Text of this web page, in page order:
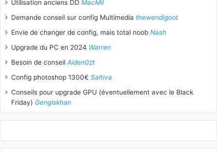
Utilisation anciens DD MacMil
Demande conseil sur config Multimedia thewendigoot
Envie de changer de config, mais total noob Nash
Upgrade du PC en 2024 Warren
Besoin de conseil Aiden0zt
Config photoshop 1300€ Saltiva
Conseils pour upgrade GPU (éventuellement avec le Black
Friday) Gengiskhan